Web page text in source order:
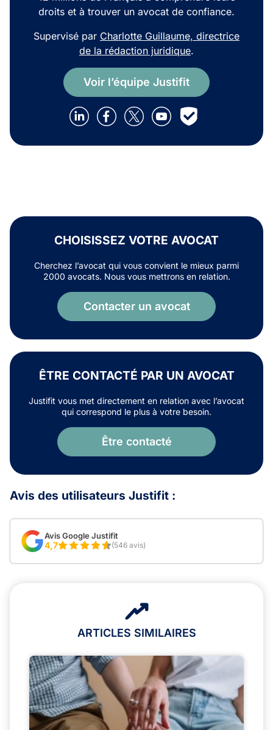
droits et à trouver un avocat de confiance.
Supervisé par Charlotte Guillaume, directrice
de la rédaction juridique.
Voir l’équipe Justifit
CHOISISSEZ VOTRE AVOCAT
Cherchez l’avocat qui vous convient le mieux parmi
2000 avocats. Nous vous mettrons en relation.
Contacter un avocat
ÊTRE CONTACTÉ PAR UN AVOCAT
Justifit vous met directement en relation avec l’avocat
qui correspond le plus à votre besoin.
Être contacté
Avis des utilisateurs Justifit :
Avis Google Justifit
4,7 (546 avis)
ARTICLES SIMILAIRES